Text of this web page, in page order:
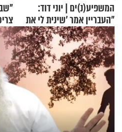
המשפיע(נ)ים | יוני דוד:
"העבריין אמר 'שינית לי את
החיים מהקצה אל הקצה'"
וגד